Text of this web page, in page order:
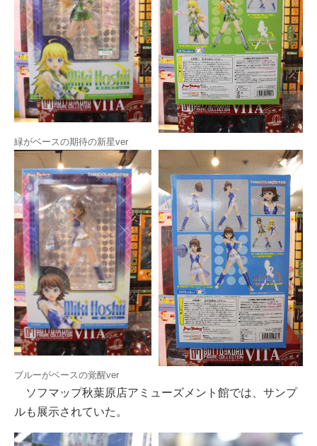
緑がベースの期待の新星ver
ブルーがベースの覚醒ver
ソフマップ秋葉原店アミューズメント館では、サンプ
ルも展示されていた。